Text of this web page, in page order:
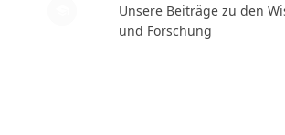
Unsere Beiträge zu den
und Forschung